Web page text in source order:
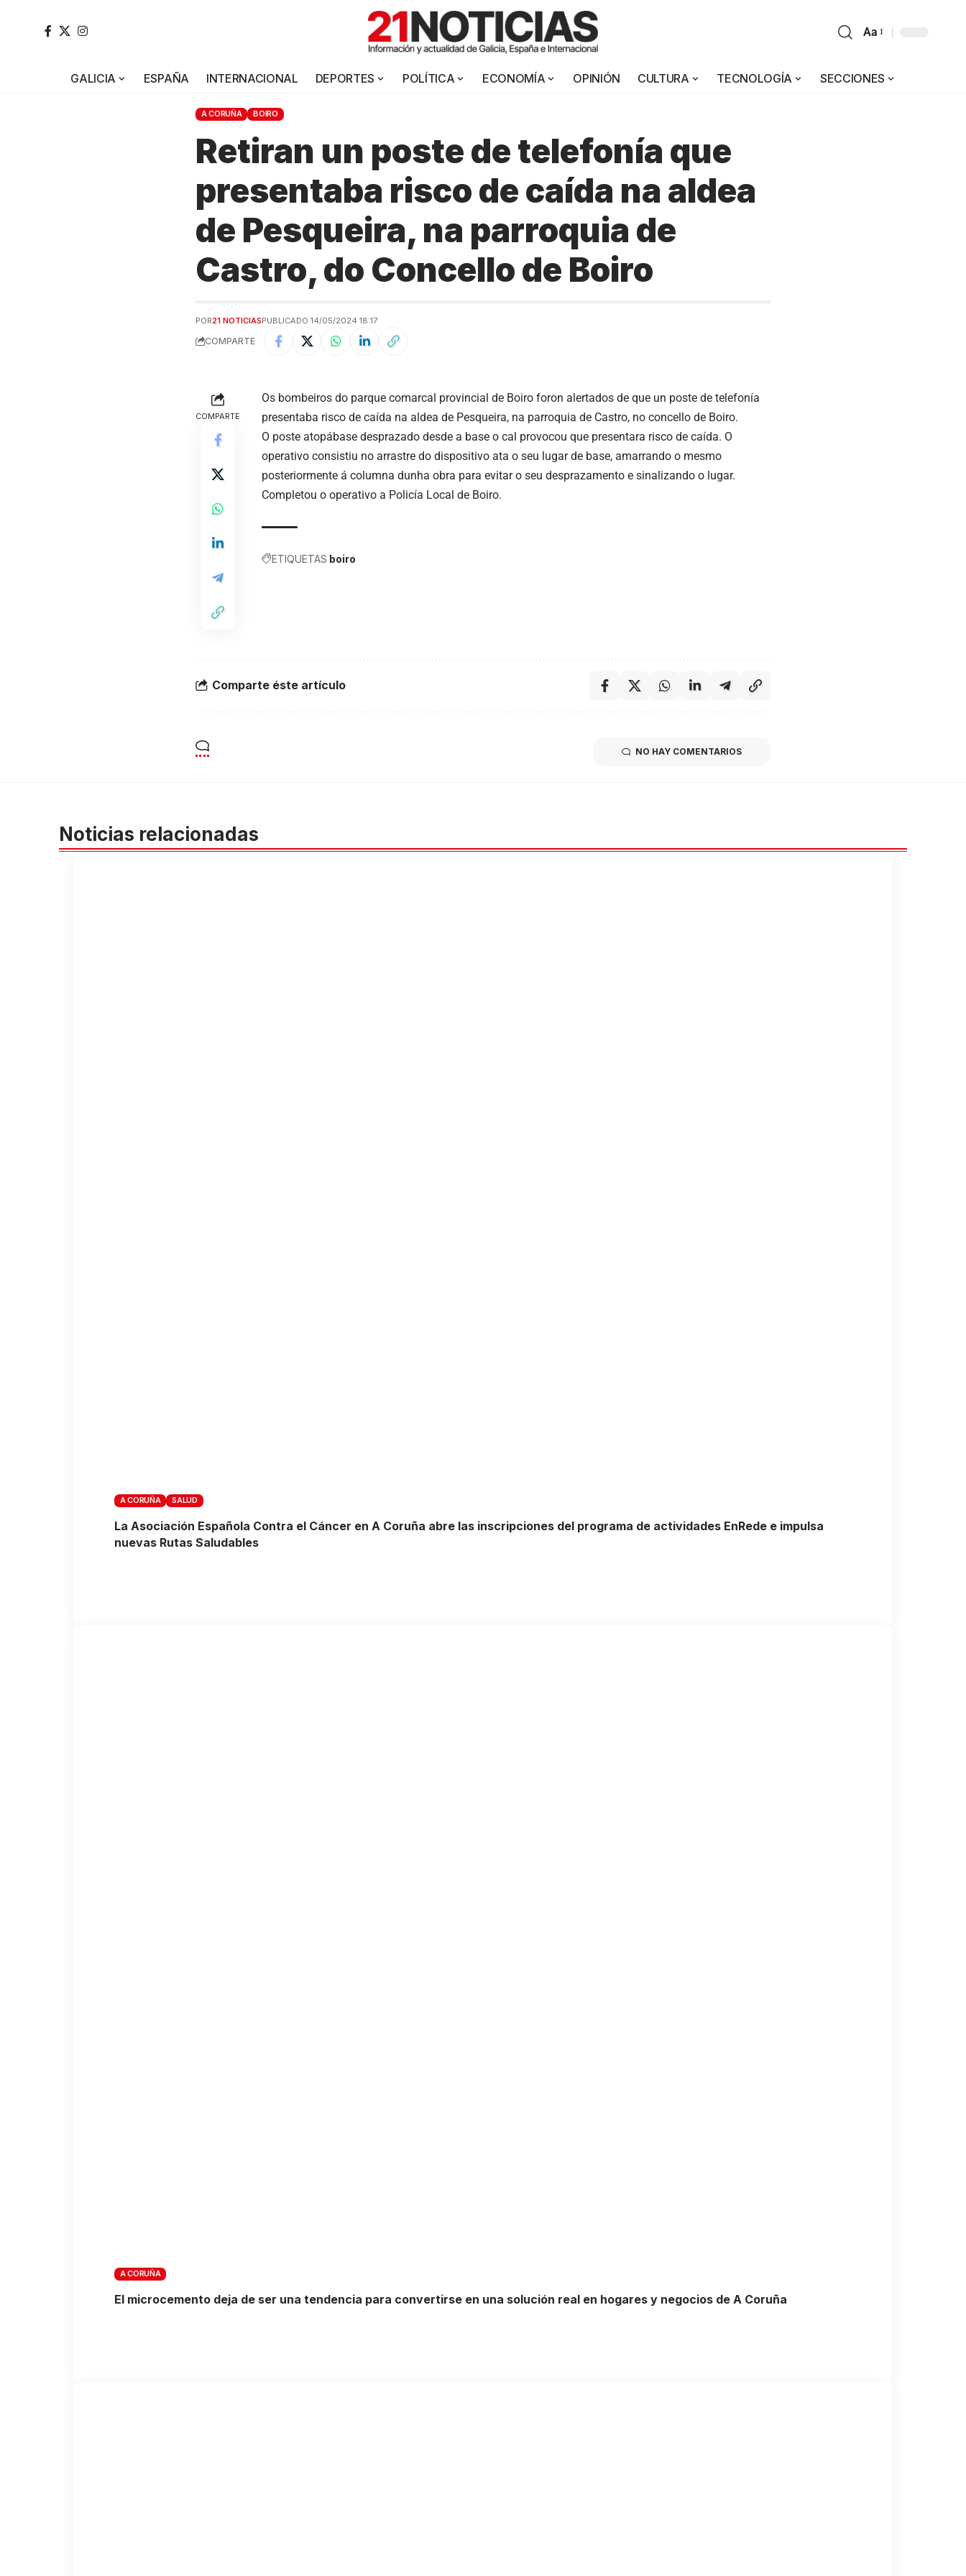
Aa
GALICIA ESPAÑA INTERNACIONAL DEPORTES POLÍTICA ECONOMÍA OPINIÓN CULTURA TECNOLOGÍA SECCIONES
A CORUÑA BOIRO
Retiran un poste de telefonía que
presentaba risco de caída na aldea
de Pesqueira, na parroquia de
Castro, do Concello de Boiro
POR21 NOTICIASPUBLICADO 14/05/2024 18:17
COMPARTE
COMPARTE
Os bombeiros do parque comarcal provincial de Boiro foron alertados de que un poste de telefonía
presentaba risco de caída na aldea de Pesqueira, na parroquia de Castro, no concello de Boiro.
O poste atopábase desprazado desde a base o cal provocou que presentara risco de caída. O
operativo consistiu no arrastre do dispositivo ata o seu lugar de base, amarrando o mesmo
posteriormente á columna dunha obra para evitar o seu desprazamento e sinalizando o lugar.
Completou o operativo a Policía Local de Boiro.
ETIQUETAS boiro
Comparte éste artículo
NO HAY COMENTARIOS
Noticias relacionadas
A CORUÑA SALUD
La Asociación Española Contra el Cáncer en A Coruña abre las inscripciones del programa de actividades EnRede e impulsa
nuevas Rutas Saludables
A CORUÑA
El microcemento deja de ser una tendencia para convertirse en una solución real en hogares y negocios de A Coruña